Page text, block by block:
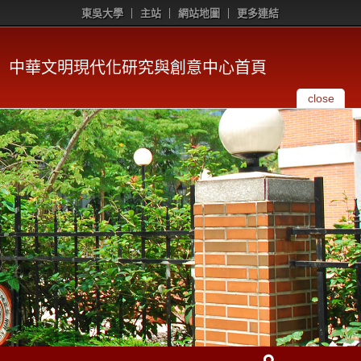
東吳大學 主站 網站地圖 更多連結
中華文明現代化研究與創意中心首頁
close